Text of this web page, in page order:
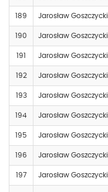
189 Jarosław Goszczycki
190 Jarosław Goszczycki
191 Jarosław Goszczycki
192 Jarosław Goszczycki
193 Jarosław Goszczycki
194 Jarosław Goszczycki
195 Jarosław Goszczycki
196 Jarosław Goszczycki
197 Jarosław Goszczycki